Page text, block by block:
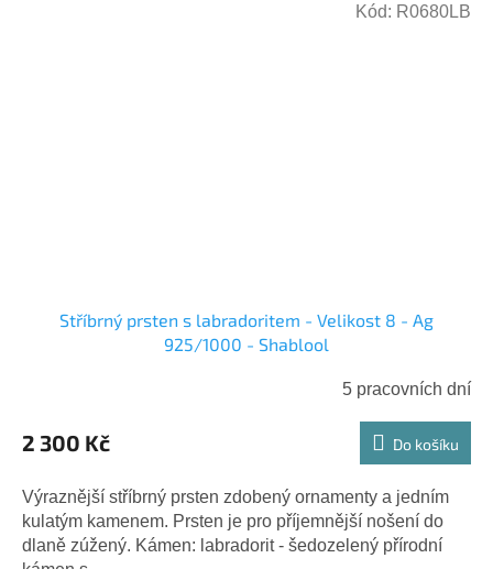
Stříbrný prsten s labradoritem - Velikost 8 - Ag
925/1000 - Shablool
5 pracovních dní
2 300 Kč Do košíku
Výraznější stříbrný prsten zdobený ornamenty a jedním
kulatým kamenem. Prsten je pro příjemnější nošení do
dlaně zúžený. Kámen: labradorit - šedozelený přírodní
kámen s...
Kód: R0680LB